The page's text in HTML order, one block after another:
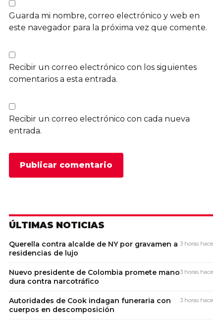
Guarda mi nombre, correo electrónico y web en
este navegador para la próxima vez que comente.
Recibir un correo electrónico con los siguientes
comentarios a esta entrada.
Recibir un correo electrónico con cada nueva
entrada.
ÚLTIMAS NOTICIAS
Querella contra alcalde de NY por gravamen a
residencias de lujo
3 horas hace
Nuevo presidente de Colombia promete mano
dura contra narcotráfico
3 horas hace
Autoridades de Cook indagan funeraria con
cuerpos en descomposición
3 horas hace